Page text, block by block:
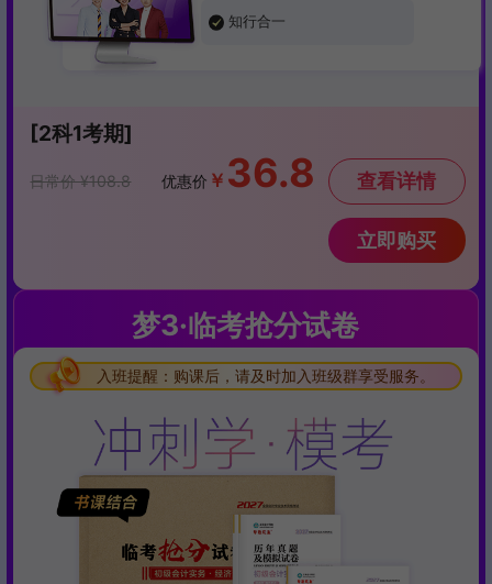
知行合一
[2科1考期]
日常价 ¥108.8 优惠价 ￥ 36.8 查看详情
立即购买
梦3·临考抢分试卷
入班提醒：购课后，请及时加入班级群享受服务。
入班提醒：购课后，请及时加入班级群享受服务。